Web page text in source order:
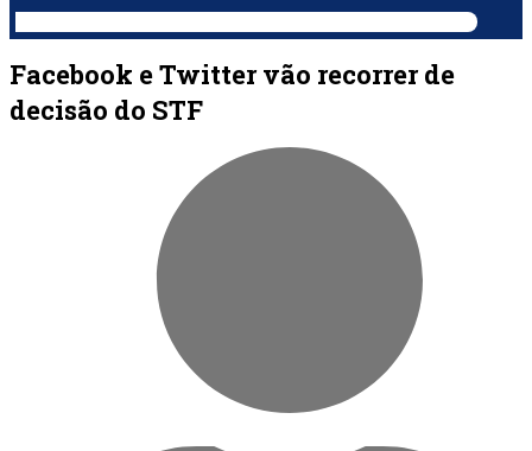
Facebook e Twitter vão recorrer de
decisão do STF